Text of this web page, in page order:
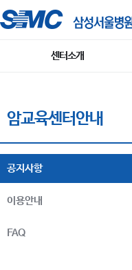
센터소개
암교육센터안내
공지사항
이용안내
FAQ